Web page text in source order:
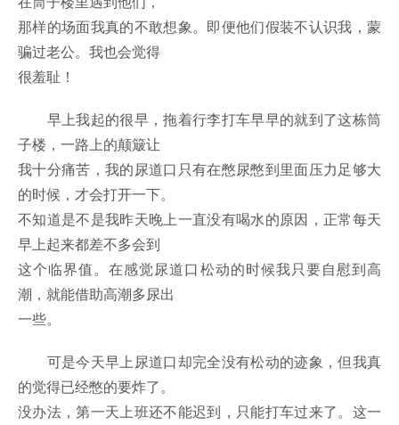
那样的场面我真的不敢想象。即便他们假装不认识我，蒙
骗过老公。我也会觉得
很羞耻！
早上我起的很早，拖着行李打车早早的就到了这栋筒
子楼，一路上的颠簸让
我十分痛苦，我的尿道口只有在憋尿憋到里面压力足够大
的时候，才会打开一下。
不知道是不是我昨天晚上一直没有喝水的原因，正常每天
早上起来都差不多会到
这个临界值。在感觉尿道口松动的时候我只要自慰到高
潮，就能借助高潮多尿出
一些。
可是今天早上尿道口却完全没有松动的迹象，但我真
的觉得已经憋的要炸了。
没办法，第一天上班还不能迟到，只能打车过来了。这一